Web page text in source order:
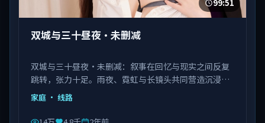
99:51
双城与三十昼夜·未删减
双城与三十昼夜·未删减：叙事在回忆与现实之间反复
跳转，张力十足。雨夜、霓虹与长镜头共同营造沉浸氛
围。由陈凯歌执导，佟丽娅、马丽、瑛太等主演，韩国
出品，类型为家庭。
家庭 · 线路